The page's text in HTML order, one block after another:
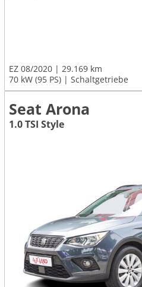
EZ 08/2020
29.169 km
70 kW (95 PS)
Schaltgetriebe
Seat Arona
1.0 TSI Style